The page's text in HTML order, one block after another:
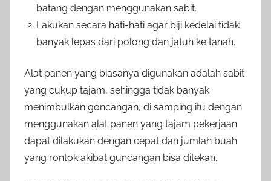
batang dengan menggunakan sabit.
Lakukan secara hati-hati agar biji kedelai tidak
banyak lepas dari polong dan jatuh ke tanah.
Alat panen yang biasanya digunakan adalah sabit
yang cukup tajam, sehingga tidak banyak
menimbulkan goncangan, di samping itu dengan
menggunakan alat panen yang tajam pekerjaan
dapat dilakukan dengan cepat dan jumlah buah
yang rontok akibat guncangan bisa ditekan.